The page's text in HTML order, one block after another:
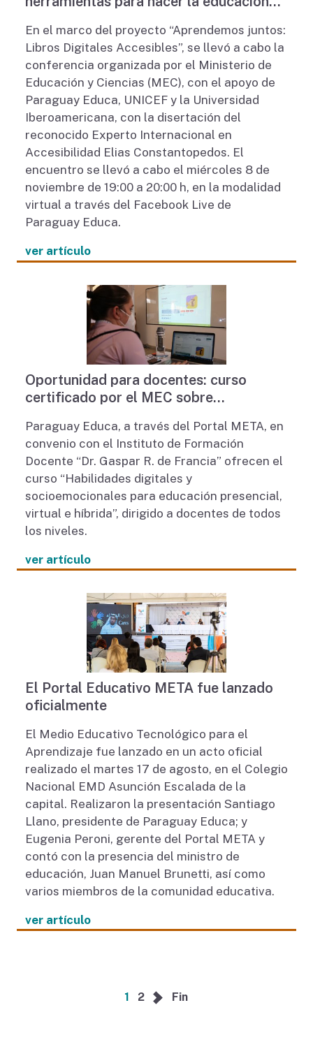
estudiantes”
En el marco del proyecto “Aprendemos juntos:
Libros Digitales Accesibles”, se llevó a cabo la
conferencia organizada por el Ministerio de
Educación y Ciencias (MEC), con el apoyo de
Paraguay Educa, UNICEF y la Universidad
Iberoamericana, con la disertación del
reconocido Experto Internacional en
Accesibilidad Elias Constantopedos. El
encuentro se llevó a cabo el miércoles 8 de
noviembre de 19:00 a 20:00 h, en la modalidad
virtual a través del Facebook Live de
Paraguay Educa.
ver artículo
Oportunidad para docentes: curso
certificado por el MEC sobre
socioemocionales
Paraguay Educa, a través del Portal META, en
convenio con el Instituto de Formación
Docente “Dr. Gaspar R. de Francia” ofrecen el
curso “Habilidades digitales y
socioemocionales para educación presencial,
virtual e híbrida”, dirigido a docentes de todos
los niveles.
ver artículo
El Portal Educativo META fue lanzado
oficialmente
El Medio Educativo Tecnológico para el
Aprendizaje fue lanzado en un acto oficial
realizado el martes 17 de agosto, en el Colegio
Nacional EMD Asunción Escalada de la
capital. Realizaron la presentación Santiago
Llano, presidente de Paraguay Educa; y
Eugenia Peroni, gerente del Portal META y
contó con la presencia del ministro de
educación, Juan Manuel Brunetti, así como
varios miembros de la comunidad educativa.
ver artículo
1 2
Siguiente
Fin